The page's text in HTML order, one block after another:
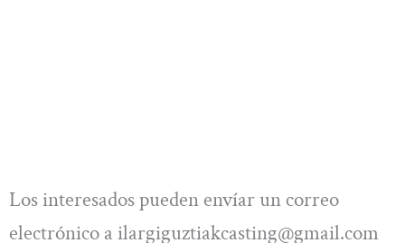
Los interesados pueden envíar un correo
electrónico a ilargiguztiakcasting@gmail.com